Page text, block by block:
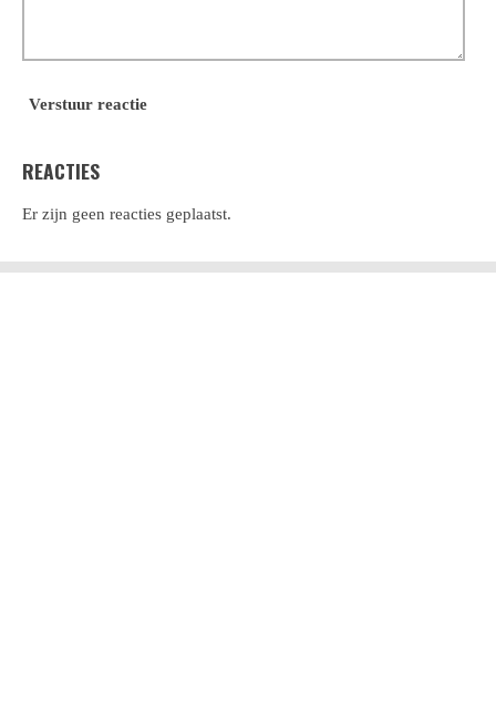
Verstuur reactie
REACTIES
Er zijn geen reacties geplaatst.